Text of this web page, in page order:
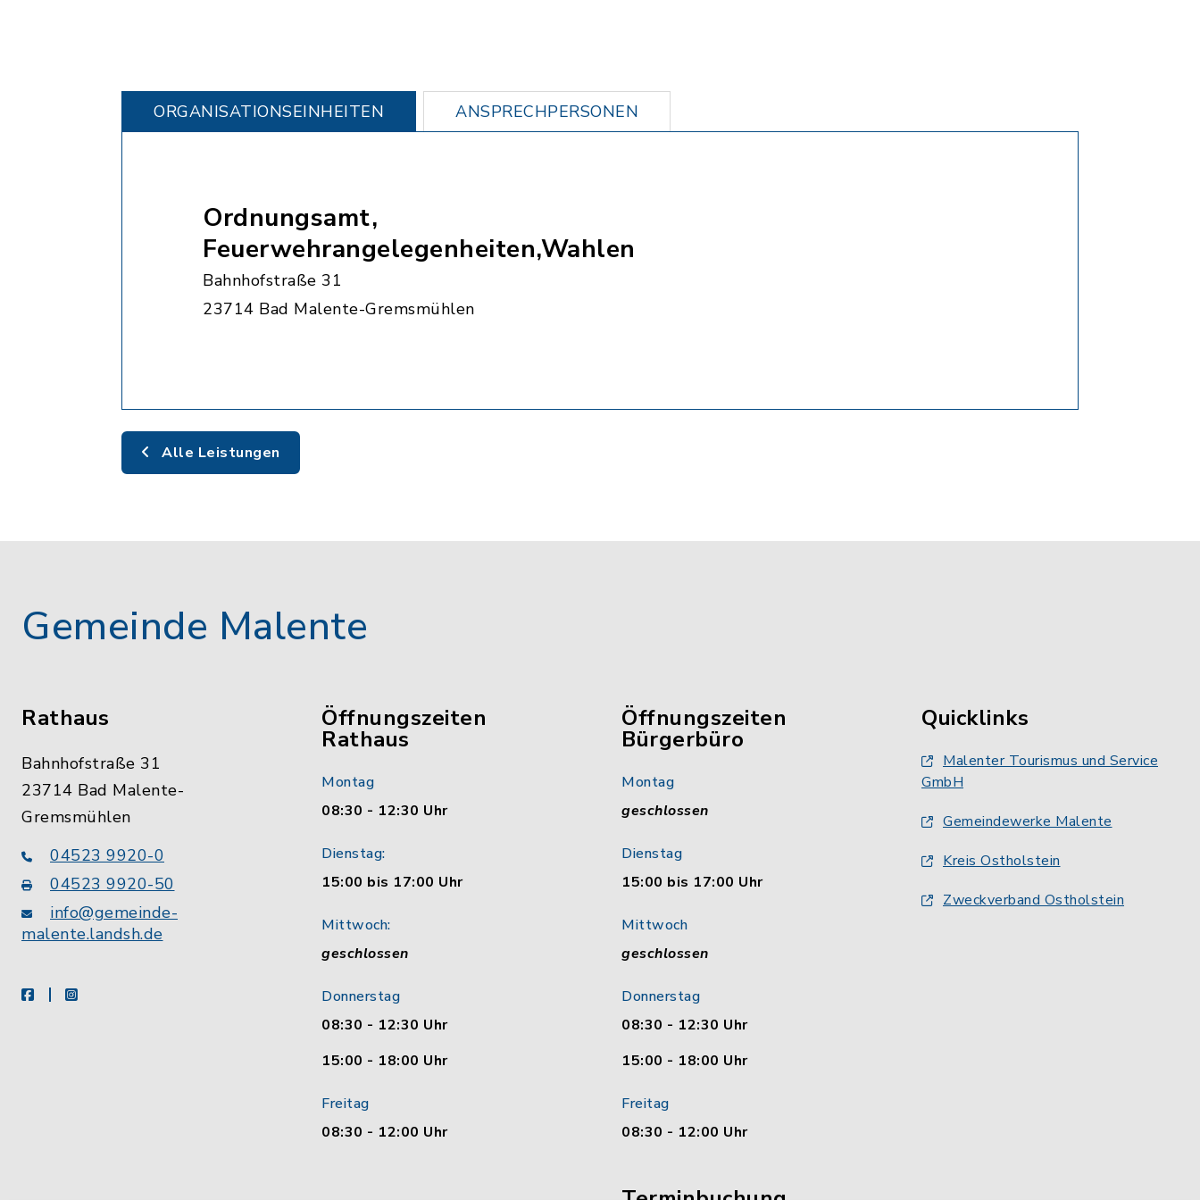
ORGANISATIONS­EINHEITEN ANSPRECHPERSONEN
Ordnungsamt,
Feuerwehrangelegenheiten,Wahlen
Bahnhofstraße 31
23714 Bad Malente-Gremsmühlen
Alle Leistungen
Gemeinde Malente
Rathaus
Bahnhofstraße 31
23714 Bad Malente-
Gremsmühlen
04523 9920-0
04523 9920-50
info@gemeinde-
malente.landsh.de
facebookinstagram
Öffnungszeiten
Rathaus
Montag
08:30 - 12:30 Uhr
Dienstag:
15:00 bis 17:00 Uhr
Mittwoch:
geschlossen
Donnerstag
08:30 - 12:30 Uhr
15:00 - 18:00 Uhr
Freitag
08:30 - 12:00 Uhr
Öffnungszeiten
Bürgerbüro
Montag
geschlossen
Dienstag
15:00 bis 17:00 Uhr
Mittwoch
geschlossen
Donnerstag
08:30 - 12:30 Uhr
15:00 - 18:00 Uhr
Freitag
08:30 - 12:00 Uhr
Quicklinks
Malenter Tourismus und Service
GmbH
Gemeindewerke Malente
Kreis Ostholstein
Zweckverband Ostholstein